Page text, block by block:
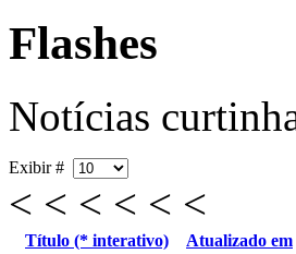
Flashes
Notícias
Exibir #
< < < < < <
Título (* interativo) Atualizado em